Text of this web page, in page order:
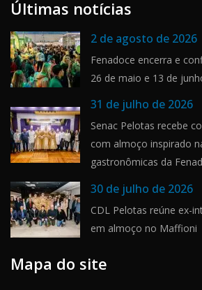
Últimas notícias
2 de agosto de 2026
Fenadoce encerra e
26 de maio e 13 de
31 de julho de 2026
Senac Pelotas recebe
com almoço inspirado
gastronômicas da
30 de julho de 2026
CDL Pelotas reúne ex-
em almoço no Maffioni
Mapa do site